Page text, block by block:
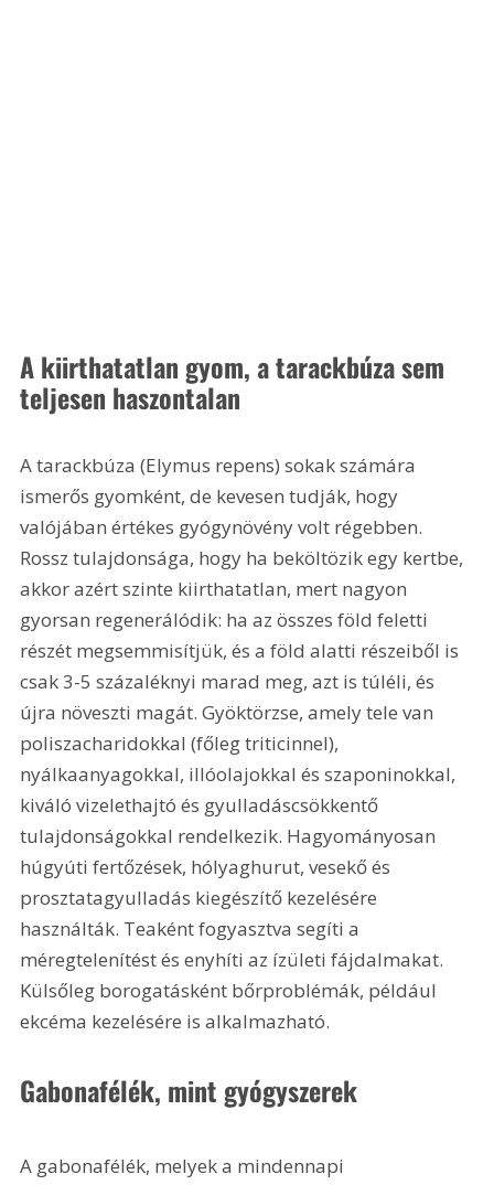
A kiirthatatlan gyom, a tarackbúza sem
teljesen haszontalan
A tarackbúza (Elymus repens) sokak számára
ismerős gyomként, de kevesen tudják, hogy
valójában értékes gyógynövény volt régebben.
Rossz tulajdonsága, hogy ha beköltözik egy kertbe,
akkor azért szinte kiirthatatlan, mert nagyon
gyorsan regenerálódik: ha az összes föld feletti
részét megsemmisítjük, és a föld alatti részeiből is
csak 3-5 százaléknyi marad meg, azt is túléli, és
újra növeszti magát. Gyöktörzse, amely tele van
poliszacharidokkal (főleg triticinnel),
nyálkaanyagokkal, illóolajokkal és szaponinokkal,
kiváló vizelethajtó és gyulladáscsökkentő
tulajdonságokkal rendelkezik. Hagyományosan
húgyúti fertőzések, hólyaghurut, vesekő és
prosztatagyulladás kiegészítő kezelésére
használták. Teaként fogyasztva segíti a
méregtelenítést és enyhíti az ízületi fájdalmakat.
Külsőleg borogatásként bőrproblémák, például
ekcéma kezelésére is alkalmazható.
Gabonafélék, mint gyógyszerek
A gabonafélék, melyek a mindennapi